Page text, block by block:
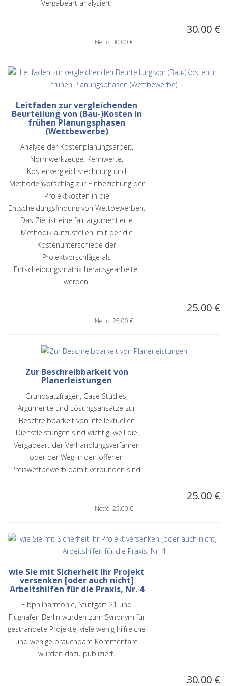
Vergabeart analysiert.
30.00 €
Netto: 30.00 €
Leitfaden zur vergleichenden
Beurteilung von (Bau-)Kosten in
frühen Planungsphasen
(Wettbewerbe)
Analyse der Kostenplanungsarbeit,
Normwerkzeuge, Kennwerte,
Kostenvergleichsrechnung und
Methodenvorschlag zur Einbeziehung der
Projektkosten in die
Entscheidungsfindung von Wettbewerben.
Das Ziel ist eine fair argumentierte
Methodik aufzustellen, mit der die
Kostenunterschiede der
Projektvorschläge als
Entscheidungsmatrix herausgearbeitet
werden.
25.00 €
Netto: 25.00 €
Zur Beschreibbarkeit von
Planerleistungen
Grundsatzfragen, Case Studies,
Argumente und Lösungsansätze zur
Beschreibbarkeit von intellektuellen
Dienstleistungen sind wichtig, weil die
Vergabeart der Verhandlungsverfahren
oder der Weg in den offenen
Preiswettbewerb damit verbunden sind.
25.00 €
Netto: 25.00 €
wie Sie mit Sicherheit Ihr Projekt
versenken [oder auch nicht]
Arbeitshilfen für die Praxis, Nr. 4
Elbphilharmonie, Stuttgart 21 und
Flughafen Berlin wurden zum Synonym für
gestrandete Projekte, viele wenig hilfreiche
und wenige brauchbare Kommentare
wurden dazu publiziert.
30.00 €